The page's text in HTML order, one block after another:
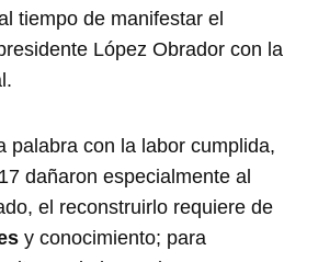
tiempo de manifestar el
López Obrador con la
palabra con la labor cumplida,
dañaron especialmente al
el reconstruirlo requiere de
y conocimiento; para